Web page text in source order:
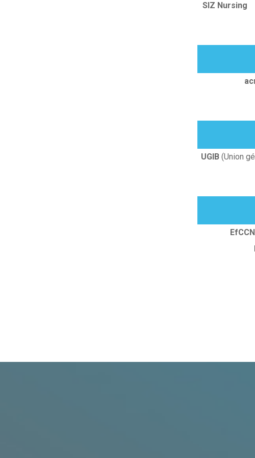
SIZ Nursing
UGIB(Union